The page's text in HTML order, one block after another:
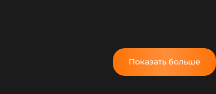
Показать больше